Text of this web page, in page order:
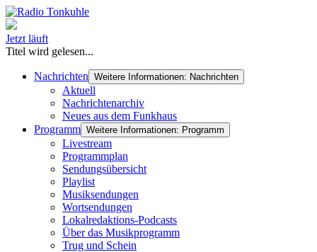
Jetzt läuft
Titel wird gelesen...
Nachrichten Weitere Informationen: Nachrichten
Aktuell
Nachrichtenarchiv
Neues aus dem Funkhaus
Programm Weitere Informationen: Programm
Livestream
Programmplan
Sendungsübersicht
Playlist
Musiksendungen
Wortsendungen
Lokalredaktions-Podcasts
Über das Musikprogramm
Trug und Schein